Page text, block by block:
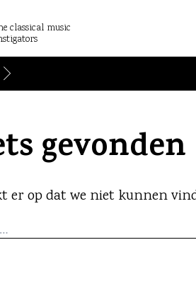
classical music
gevonden
er op dat we niet kunnen